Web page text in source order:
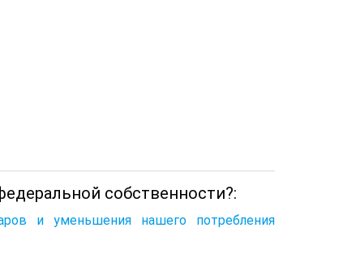
собственности?:
и уменьшения нашего потребления